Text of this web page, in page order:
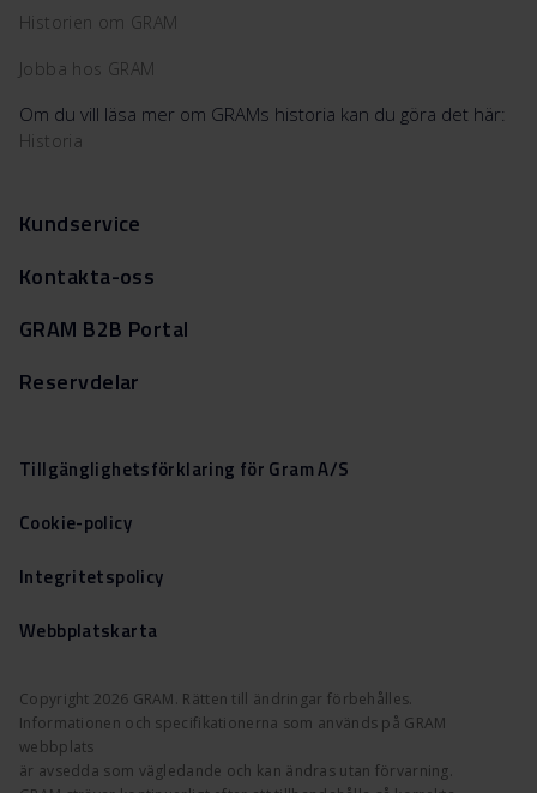
Historien om GRAM
Jobba hos GRAM
Om du vill läsa mer om GRAMs historia kan du göra det här:
Historia
Kundservice
Kontakta-oss
GRAM B2B Portal
Reservdelar
Copyright 2026 GRAM. Rätten till ändringar förbehålles.
Informationen och specifikationerna som används på GRAM
webbplats
är avsedda som vägledande och kan ändras utan förvarning.
Tillgänglighetsförklaring för Gram A/S
Cookie-policy
Integritetspolicy
Webbplatskarta